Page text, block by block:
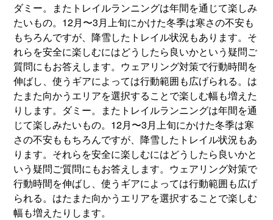
ダミー。またトレイルランニングは年間を通じて楽しみ
たいもの。12月〜3月上旬にかけた冬季は寒さの不安も
もちろんですが、降雪したトレイル状況もあります。そ
れらを安全に楽しむにはどうしたら良いかという疑問ご
質問にもお答えします。ウェアリング対策で行動時間を
伸ばし、使うギアによっては行動範囲も広げられる。は
たまた向かうエリアを選択することで楽しむ幅も増えた
りします。ダミー。またトレイルランニングは年間を通
じて楽しみたいもの。12月〜3月上旬にかけた冬季は寒
さの不安ももちろんですが、降雪したトレイル状況もあ
ります。それらを安全に楽しむにはどうしたら良いかと
いう疑問ご質問にもお答えします。ウェアリング対策で
行動時間を伸ばし、使うギアによっては行動範囲も広げ
られる。はたまた向かうエリアを選択することで楽しむ
幅も増えたりします。